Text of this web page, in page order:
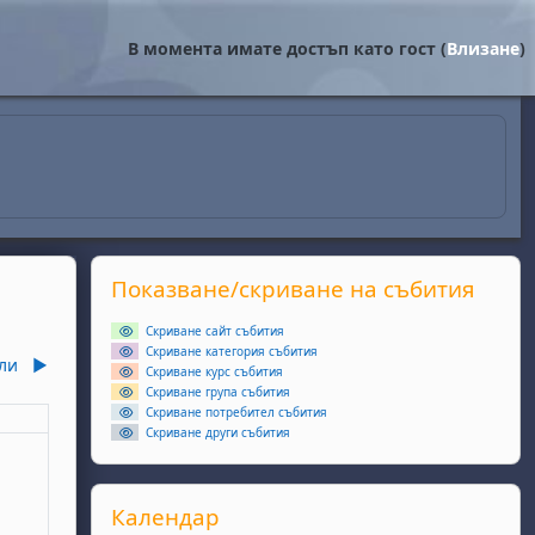
В момента имате достъп като гост (Влизане)
▶︎
6 юнинеделя, 7 юни
Supplementary blocks
Прескочи Показване/скриване на събития
Показване/скриване на събития
Скриване сайт събития
Скриване категория събития
Скриване курс събития
Скриване група събития
Скриване потребител събития
Скриване други събития
Прескочи Календар
Календар